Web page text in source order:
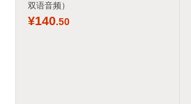
双语音频）
¥140.50